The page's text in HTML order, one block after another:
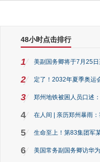
48小时点击排行
1 美副国务卿将于7月25
2 定了！2032年夏季奥运
3 郑州地铁被困人员口述
4 在人间 | 亲历郑州暴雨
5 生命至上！第83集团军
6 美国常务副国务卿访华